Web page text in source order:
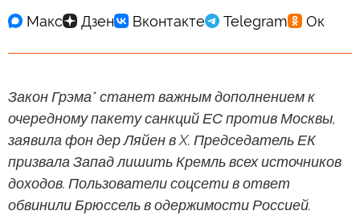
Закон Грэма* станет важным дополнением к
очередному пакету санкций ЕС против Москвы,
заявила фон дер Ляйен в X. Председатель ЕК
призвала Запад лишить Кремль всех источников
доходов. Пользователи соцсети в ответ
обвинили Брюссель в одержимости Россией.